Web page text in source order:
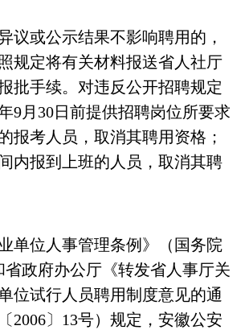
或公示结果不影响聘用的，
规定将有关材料报送省人社厅
批手续。对违反公开招聘规定
9月30日前提供招聘岗位所要求
报考人员，取消其聘用资格；
内报到上班的人员，取消其聘
位人事管理条例》（国务院
省政府办公厅《转发省人事厅关
位试行人员聘用制度意见的通
2006〕13号）规定，安徽公安